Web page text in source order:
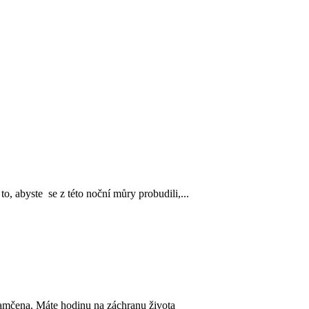
abyste se z této noční můry probudili,...
Máte hodinu na záchranu života